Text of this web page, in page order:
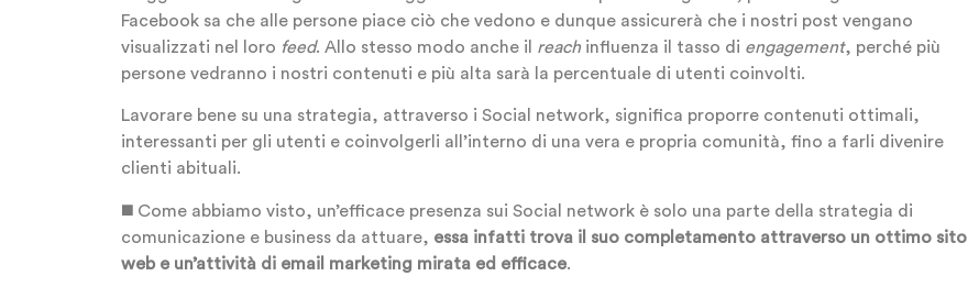
Facebook sa che alle persone piace ciò che vedono e dunque assicurerà che i nostri post vengano
visualizzati nel loro feed. Allo stesso modo anche il reach influenza il tasso di engagement, perché più
persone vedranno i nostri contenuti e più alta sarà la percentuale di utenti coinvolti.
Lavorare bene su una strategia, attraverso i Social network, significa proporre contenuti ottimali,
interessanti per gli utenti e coinvolgerli all’interno di una vera e propria comunità, fino a farli divenire
clienti abituali.
◼️ Come abbiamo visto, un’efficace presenza sui Social network è solo una parte della strategia di
comunicazione e business da attuare, essa infatti trova il suo completamento attraverso un ottimo sito
web e un’attività di email marketing mirata ed efficace.